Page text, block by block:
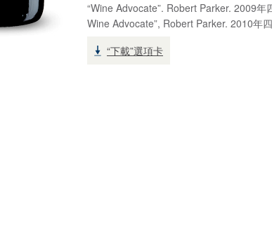
“Wine Advocate”. Robert Parker. 2009年
Wine Advocate”, Robert Parker. 2010年
“下載”選項卡